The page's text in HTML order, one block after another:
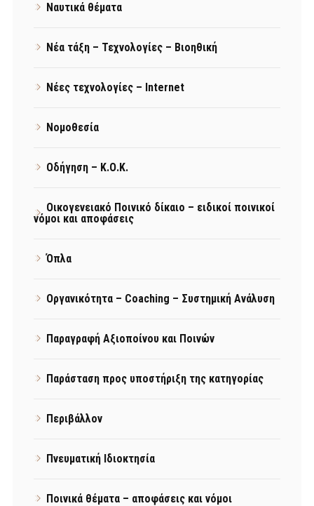
Ναυτικά θέματα
Νέα τάξη – Τεχνολογίες – Βιοηθική
Νέες τεχνολογίες – Internet
Νομοθεσία
Οδήγηση – Κ.Ο.Κ.
Οικογενειακό Ποινικό δίκαιο – ειδικοί ποινικοί
νόμοι και αποφάσεις
Όπλα
Οργανικότητα – Coaching – Συστημική Ανάλυση
Παραγραφή Αξιοποίνου και Ποινών
Παράσταση προς υποστήριξη της κατηγορίας
Περιβάλλον
Πνευματική Ιδιοκτησία
Ποινικά θέματα – αποφάσεις και νόμοι